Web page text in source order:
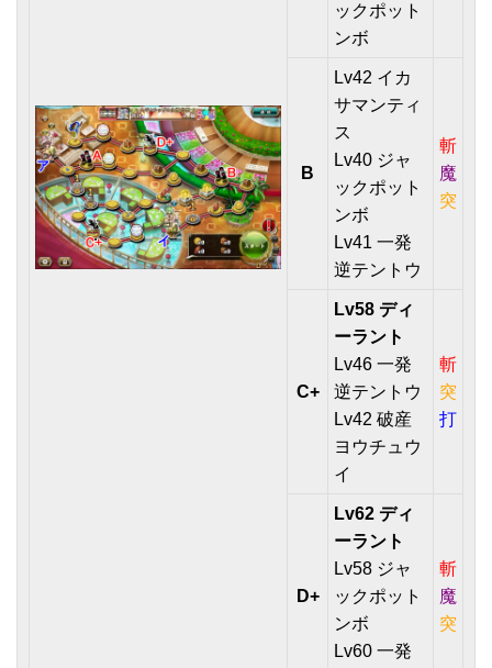
ックポット
ンボ
B
Lv42 イカ
サマンティ
ス
Lv40 ジャ
ックポット
ンボ
Lv41 一発
逆テントウ
斬
魔
突
C+
Lv58 ディ
ーラント
Lv46 一発
逆テントウ
Lv42 破産
ヨウチュウ
イ
斬
突
打
D+
Lv62 ディ
ーラント
Lv58 ジャ
ックポット
ンボ
Lv60 一発
斬
魔
突